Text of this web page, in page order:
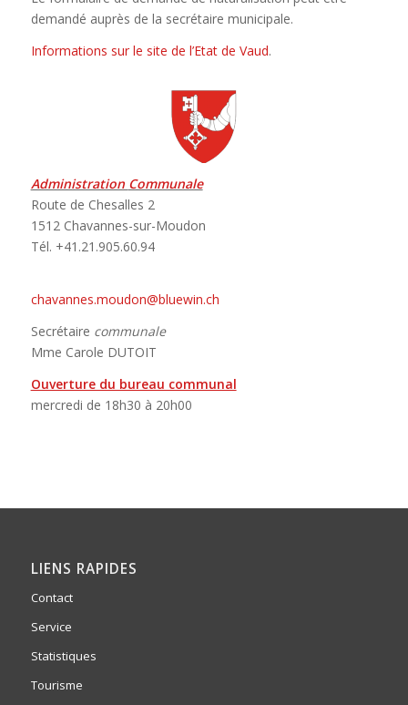
demandé auprès de la secrétaire municipale.
Informations sur le site de l’Etat de Vaud.
Administration Communale
Route de Chesalles 2
1512 Chavannes-sur-Moudon
Tél. +41.21.905.60.94
chavannes.moudon@bluewin.ch
Secrétaire communale
Mme Carole DUTOIT
Ouverture du bureau communal
mercredi de 18h30 à 20h00
LIENS RAPIDES
Contact
Service
Statistiques
Tourisme